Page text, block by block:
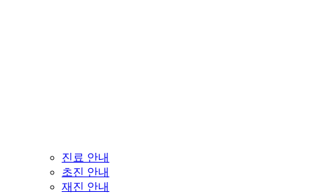
진료 안내
초진 안내
재진 안내